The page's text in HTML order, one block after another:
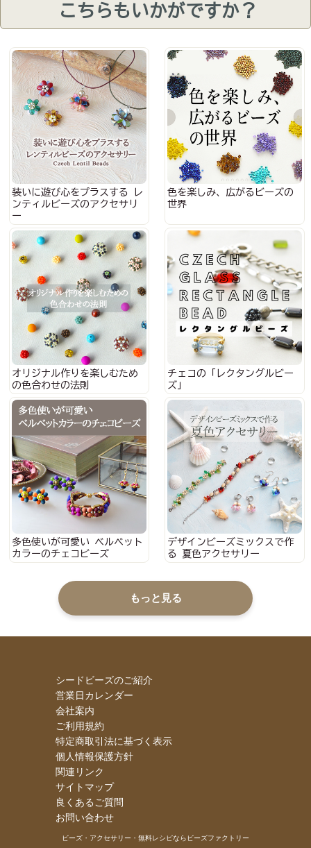
こちらもいかがですか？
装いに遊び心をプラスする レ
ンティルビーズのアクセサリ
ー
色を楽しみ、広がるビーズの
世界
オリジナル作りを楽しむため
の色合わせの法則
チェコの「レクタングルビー
ズ」
多色使いが可愛い ベルベット
カラーのチェコビーズ
デザインビーズミックスで作
る 夏色アクセサリー
もっと見る
シードビーズのご紹介
営業日カレンダー
会社案内
ご利用規約
特定商取引法に基づく表示
個人情報保護方針
関連リンク
サイトマップ
良くあるご質問
お問い合わせ
ビーズ・アクセサリー・無料レシピならビーズファクトリー